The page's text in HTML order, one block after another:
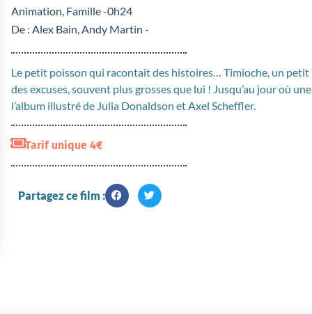
Animation, Famille -0h24
De : Alex Bain, Andy Martin -
Le petit poisson qui racontait des histoires… Timioche, un
des excuses, souvent plus grosses que lui ! Jusqu’au jour où
l’album illustré de Julia Donaldson et Axel Scheffler.
Tarif unique 4€
Partagez ce film :